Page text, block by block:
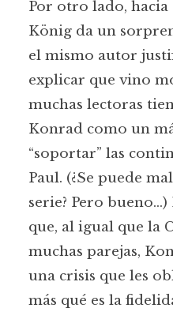
Por otro lado,
König da un
el mismo autor
explicar que vino
muchas lectoras
Konrad como un
“soportar” las
Paul. (¿Se puede
serie? Pero
que, al igual que la
muchas parejas,
una crisis que les
más qué es la